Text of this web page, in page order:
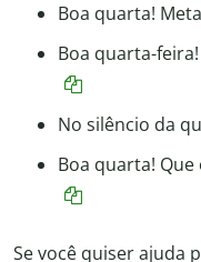
Boa quarta!
Boa quarta-
No silêncio da
Boa quarta!
Se você quiser ajuda